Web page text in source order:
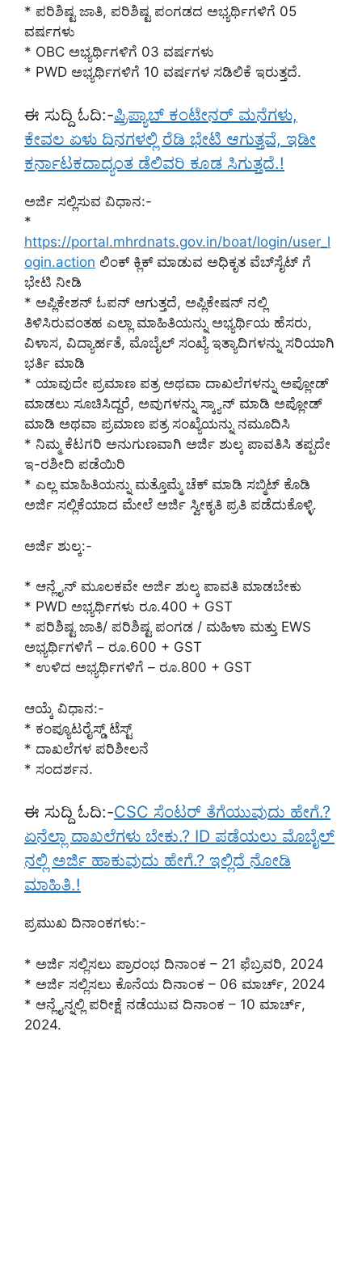
* ಪರಿಶಿಷ್ಟ ಜಾತಿ, ಪರಿಶಿಷ್ಟ ಪಂಗಡದ ಅಭ್ಯರ್ಥಿಗಳಿಗೆ 05
ವರ್ಷಗಳು
* OBC ಅಭ್ಯರ್ಥಿಗಳಿಗೆ 03 ವರ್ಷಗಳು
* PWD ಅಭ್ಯರ್ಥಿಗಳಿಗೆ 10 ವರ್ಷಗಳ ಸಡಿಲಿಕೆ ಇರುತ್ತದೆ.
ಈ ಸುದ್ದಿ ಓದಿ:-ಪ್ರಿಪ್ಯಾಬ್ ಕಂಟೇನರ್ ಮನೆಗಳು,
ಕೇವಲ ಏಳು ದಿನಗಳಲ್ಲಿ ರೆಡಿ ಭೇಟಿ ಆಗುತ್ತವೆ, ಇಡೀ
ಕರ್ನಾಟಕದಾದ್ಯಂತ ಡೆಲಿವರಿ ಕೂಡ ಸಿಗುತ್ತದೆ.!
ಅರ್ಜಿ ಸಲ್ಲಿಸುವ ವಿಧಾನ:-
*
https://portal.mhrdnats.gov.in/boat/login/user_l
ogin.action ಲಿಂಕ್ ಕ್ಲಿಕ್ ಮಾಡುವ ಅಧಿಕೃತ ವೆಬ್‌ಸೈಟ್ ಗೆ
ಭೇಟಿ ನೀಡಿ
* ಅಪ್ಲಿಕೇಶನ್ ಓಪನ್ ಆಗುತ್ತದೆ, ಅಪ್ಲಿಕೇಷನ್ ನಲ್ಲಿ
ತಿಳಿಸಿರುವಂತಹ ಎಲ್ಲಾ ಮಾಹಿತಿಯನ್ನು ಅಭ್ಯರ್ಥಿಯ ಹೆಸರು,
ವಿಳಾಸ, ವಿದ್ಯಾರ್ಹತೆ, ಮೊಬೈಲ್ ಸಂಖ್ಯೆ ಇತ್ಯಾದಿಗಳನ್ನು ಸರಿಯಾಗಿ
ಭರ್ತಿ ಮಾಡಿ
* ಯಾವುದೇ ಪ್ರಮಾಣ ಪತ್ರ ಅಥವಾ ದಾಖಲೆಗಳನ್ನು ಅಪ್ಲೋಡ್
ಮಾಡಲು ಸೂಚಿಸಿದ್ದರೆ, ಅವುಗಳನ್ನು ಸ್ಕ್ಯಾನ್ ಮಾಡಿ ಅಪ್ಲೋಡ್
ಮಾಡಿ ಅಥವಾ ಪ್ರಮಾಣ ಪತ್ರ ಸಂಖ್ಯೆಯನ್ನು ನಮೂದಿಸಿ
* ನಿಮ್ಮ ಕೆಟಗರಿ ಅನುಗುಣವಾಗಿ ಅರ್ಜಿ ಶುಲ್ಕ ಪಾವತಿಸಿ ತಪ್ಪದೇ
ಇ-ರಶೀದಿ ಪಡೆಯಿರಿ
* ಎಲ್ಲ ಮಾಹಿತಿಯನ್ನು ಮತ್ತೊಮ್ಮೆ ಚೆಕ್ ಮಾಡಿ ಸಬ್ಮಿಟ್ ಕೊಡಿ
ಅರ್ಜಿ ಸಲ್ಲಿಕೆಯಾದ ಮೇಲೆ ಅರ್ಜಿ ಸ್ವೀಕೃತಿ ಪ್ರತಿ ಪಡೆದುಕೊಳ್ಳಿ.
ಅರ್ಜಿ ಶುಲ್ಕ:-
* ಆನ್ಲೈನ್ ಮೂಲಕವೇ ಅರ್ಜಿ ಶುಲ್ಕ ಪಾವತಿ ಮಾಡಬೇಕು
* PWD ಅಭ್ಯರ್ಥಿಗಳು ರೂ.400 + GST
* ಪರಿಶಿಷ್ಟ ಜಾತಿ/ ಪರಿಶಿಷ್ಟ ಪಂಗಡ / ಮಹಿಳಾ ಮತ್ತು EWS
ಅಭ್ಯರ್ಥಿಗಳಿಗೆ – ರೂ.600 + GST
* ಉಳಿದ ಅಭ್ಯರ್ಥಿಗಳಿಗೆ – ರೂ.800 + GST
ಆಯ್ಕೆ ವಿಧಾನ:-
* ಕಂಪ್ಯೂಟರೈಸ್ಡ್ ಟೆಸ್ಟ್
* ದಾಖಲೆಗಳ ಪರಿಶೀಲನೆ
* ಸಂದರ್ಶನ.
ಈ ಸುದ್ದಿ ಓದಿ:-CSC ಸೆಂಟರ್ ತೆಗೆಯುವುದು ಹೇಗೆ.?
ಏನೆಲ್ಲಾ ದಾಖಲೆಗಳು ಬೇಕು.? ID ಪಡೆಯಲು ಮೊಬೈಲ್
ನಲ್ಲಿ ಅರ್ಜಿ ಹಾಕುವುದು ಹೇಗೆ.? ಇಲ್ಲಿದೆ ನೋಡಿ
ಮಾಹಿತಿ.!
ಪ್ರಮುಖ ದಿನಾಂಕಗಳು:-
* ಅರ್ಜಿ ಸಲ್ಲಿಸಲು ಪ್ರಾರಂಭ ದಿನಾಂಕ – 21 ಫೆಬ್ರವರಿ, 2024
* ಅರ್ಜಿ ಸಲ್ಲಿಸಲು ಕೊನೆಯ ದಿನಾಂಕ – 06 ಮಾರ್ಚ್, 2024
* ಆನ್ಲೈನ್ನಲ್ಲಿ ಪರೀಕ್ಷೆ ನಡೆಯುವ ದಿನಾಂಕ – 10 ಮಾರ್ಚ್,
2024.